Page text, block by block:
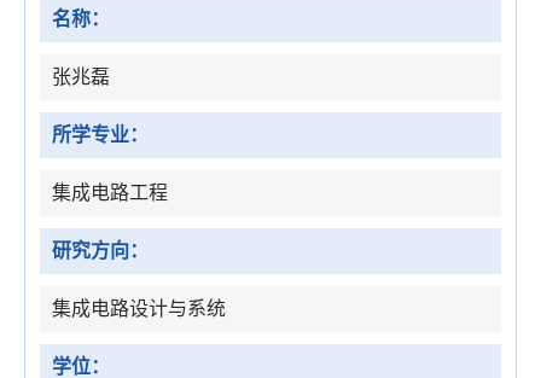
名称：
张兆磊
所学专业：
集成电路工程
研究方向：
集成电路设计与系统
学位：